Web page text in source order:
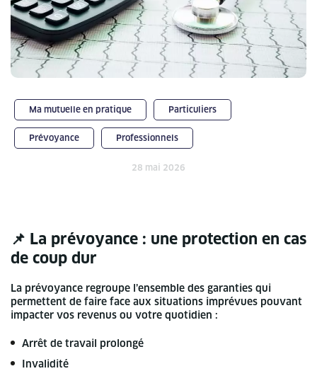
Ma mutuelle en pratique Particuliers
Prévoyance Professionnels
28 mai 2026
📌 La prévoyance : une protection en cas
de coup dur
La prévoyance regroupe l’ensemble des garanties qui
permettent de faire face aux situations imprévues pouvant
impacter vos revenus ou votre quotidien :
Arrêt de travail prolongé
Invalidité